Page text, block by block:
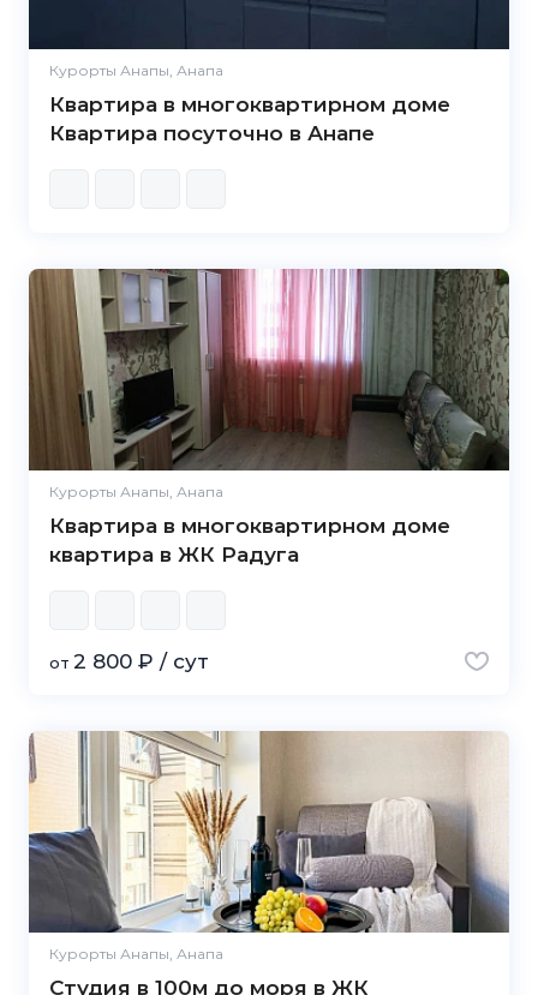
Курорты Анапы, Анапа
Квартира в многоквартирном доме
Квартира посуточно в Анапе
Курорты Анапы, Анапа
Квартира в многоквартирном доме
квартира в ЖК Радуга
от 2 800 ₽ / сут
Курорты Анапы, Анапа
Студия в 100м до моря в ЖК